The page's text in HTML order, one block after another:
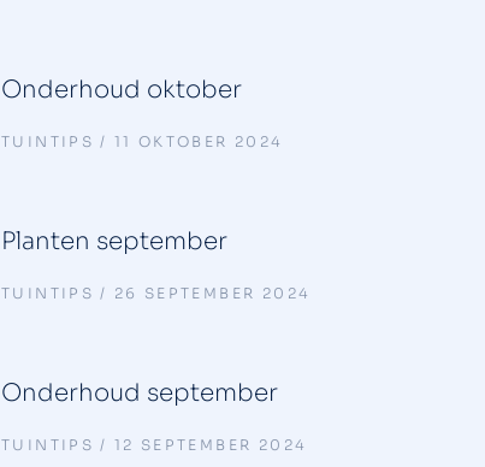
Onderhoud oktober
TUINTIPS 11 OKTOBER 2024
Planten september
TUINTIPS 26 SEPTEMBER 2024
Onderhoud september
TUINTIPS 12 SEPTEMBER 2024